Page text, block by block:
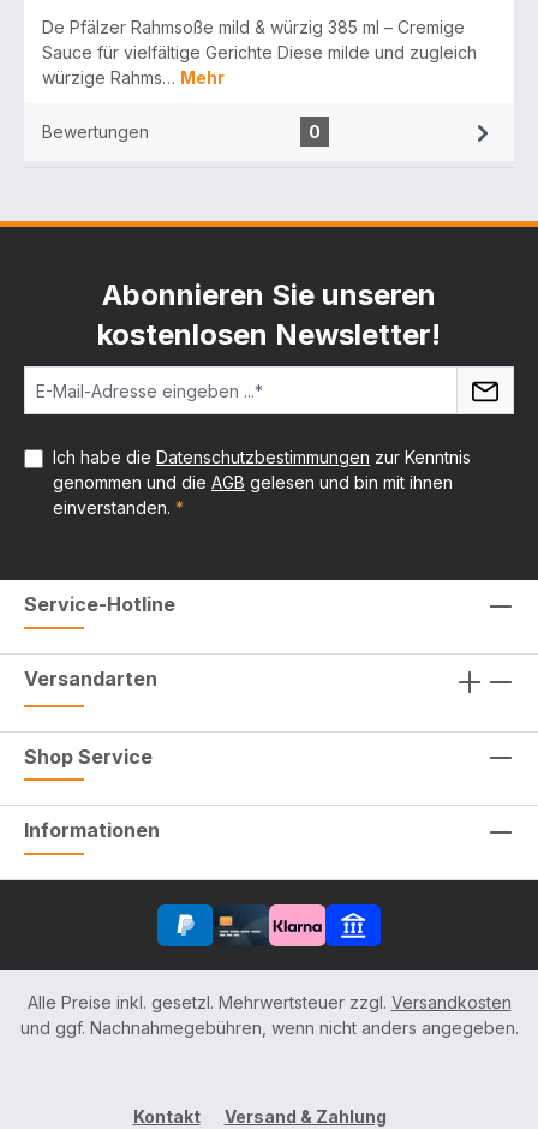
De Pfälzer Rahmsoße mild & würzig 385 ml – Cremige
Sauce für vielfältige Gerichte Diese milde und zugleich
würzige Rahms… Mehr
Bewertungen 0
Abonnieren Sie unseren
kostenlosen Newsletter!
Ich habe die Datenschutzbestimmungen zur Kenntnis
genommen und die AGB gelesen und bin mit ihnen
einverstanden. *
Service-Hotline
Versandarten
Shop Service
Informationen
Alle Preise inkl. gesetzl. Mehrwertsteuer zzgl. Versandkosten
und ggf. Nachnahmegebühren, wenn nicht anders angegeben.
Kontakt Versand & Zahlung